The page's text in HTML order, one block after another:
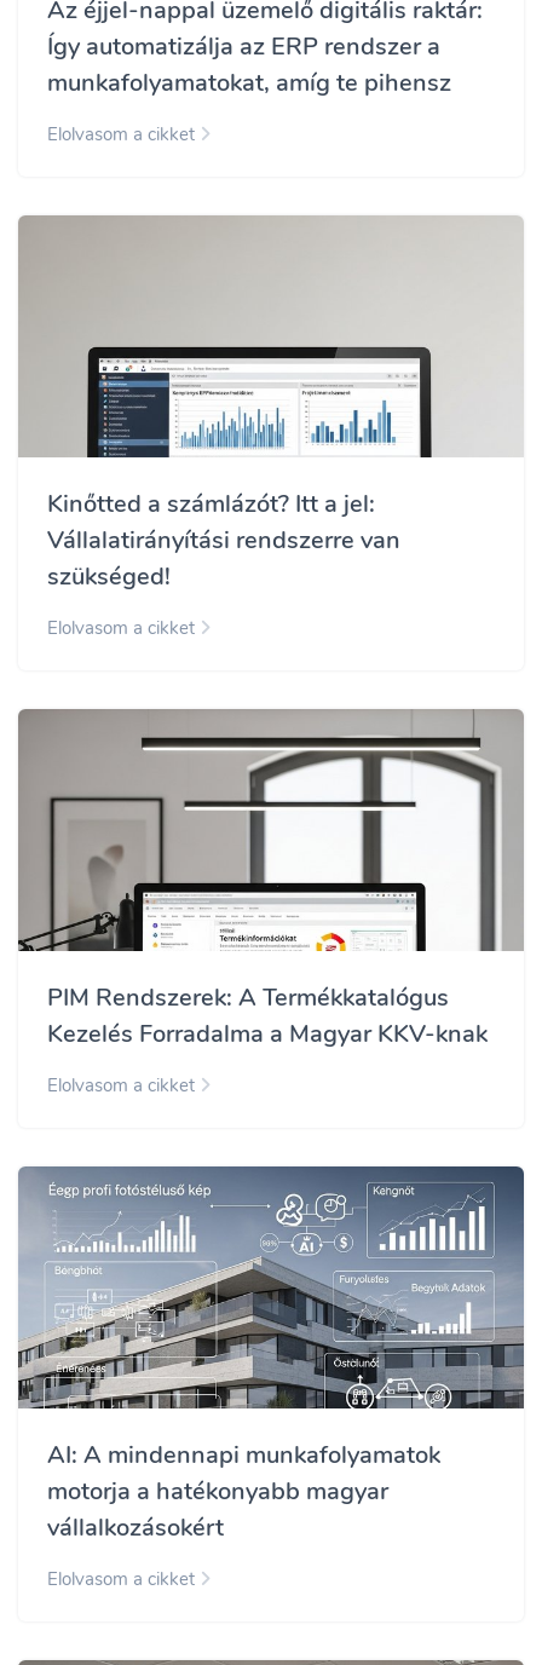
Az éjjel-nappal üzemelő digitális raktár:
Így automatizálja az ERP rendszer a
munkafolyamatokat, amíg te pihensz
Elolvasom a cikket
Kinőtted a számlázót? Itt a jel:
Vállalatirányítási rendszerre van
szükséged!
Elolvasom a cikket
PIM Rendszerek: A Termékkatalógus
Kezelés Forradalma a Magyar KKV-knak
Elolvasom a cikket
AI: A mindennapi munkafolyamatok
motorja a hatékonyabb magyar
vállalkozásokért
Elolvasom a cikket